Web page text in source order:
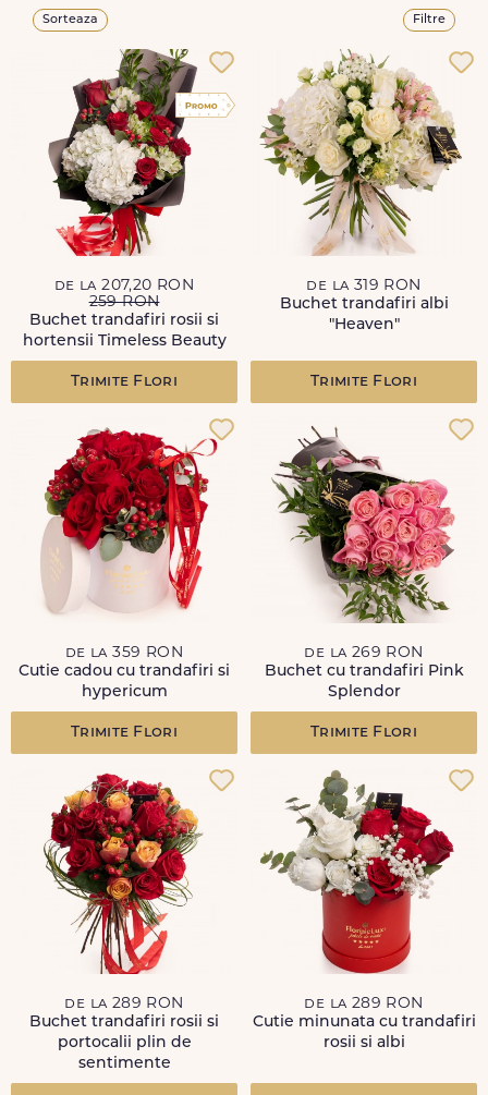
Sorteaza Filtre
de la 207,20 RON
259 RON
Buchet trandafiri rosii si
hortensii Timeless Beauty
Trimite Flori
de la 319 RON
Buchet trandafiri albi
"Heaven"
Trimite Flori
de la 359 RON
Cutie cadou cu trandafiri si
hypericum
Trimite Flori
de la 269 RON
Buchet cu trandafiri Pink
Splendor
Trimite Flori
de la 289 RON
Buchet trandafiri rosii si
portocalii plin de
sentimente
de la 289 RON
Cutie minunata cu trandafiri
rosii si albi